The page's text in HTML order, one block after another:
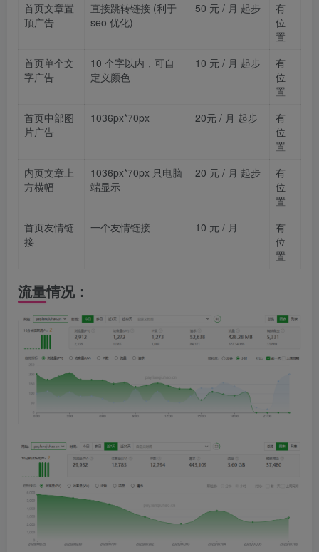
首页文章置
顶广告
直接跳转链接 (利于
seo 优化)
50 元 / 月 起步
有
位
置
首页单个文
字广告
10 个字以内，可自
定义颜色
10 元 / 月 起步
有
位
置
首页中部图
片广告
1036px*70px 20元 / 月 起步
有
位
置
内页文章上
方横幅
1036px*70px 只电脑
端显示
20 元 / 月 起步
有
位
置
首页友情链
接
一个友情链接 10 元 / 月
有
位
置
流量情况：